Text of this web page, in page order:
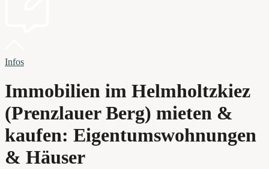
Infos
Immobilien im Helmholtzkiez
(Prenzlauer Berg) mieten &
kaufen: Eigentumswohnungen
& Häuser